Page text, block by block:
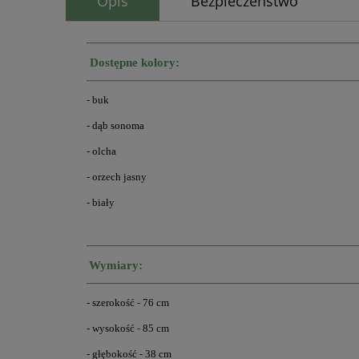
Dostępne kolory:
- buk
- dąb sonoma
- olcha
- orzech jasny
- biały
Wymiary:
- szerokość - 76 cm
- wysokość - 85 cm
- głębokość - 38 cm